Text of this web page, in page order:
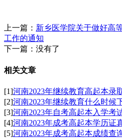
上一篇： 新乡医学院关于做好高
工作的通知
下一篇：没有了
相关文章
[1]河南2023年继续教育高起本录
[2]河南2023年继续教育什么时候
[3]河南2023年自考高起本入学考
[4]河南2023年成考高起本学历证
[5]河南2023年成考高起本成绩查